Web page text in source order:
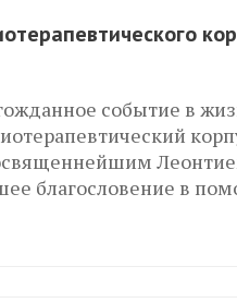
событие в
благословение в